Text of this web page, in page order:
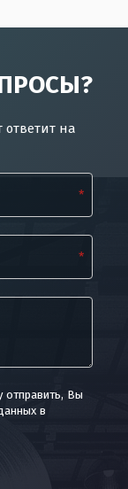
на
*
*
отправить, Вы
в